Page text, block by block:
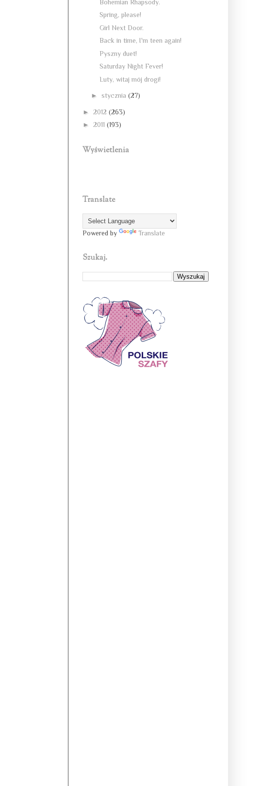
Bohemian Rhapsody.
Spring, please!
Girl Next Door.
Back in time, I'm teen again!
Pyszny duet!
Saturday Night Fever!
Luty, witaj mój drogi!
► stycznia (27)
► 2012 (263)
► 2011 (193)
Wyświetlenia
Translate
Powered by Translate
Szukaj.